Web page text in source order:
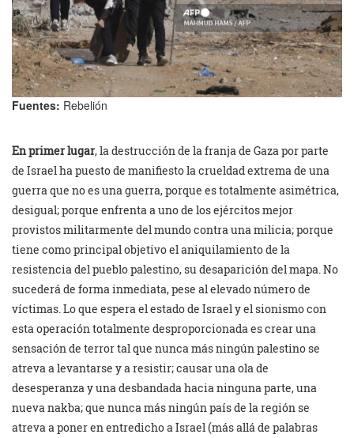
Fuentes: Rebelión
En primer lugar, la destrucción de la franja de Gaza por parte
de Israel ha puesto de manifiesto la crueldad extrema de una
guerra que no es una guerra, porque es totalmente asimétrica,
desigual; porque enfrenta a uno de los ejércitos mejor
provistos militarmente del mundo contra una milicia; porque
tiene como principal objetivo el aniquilamiento de la
resistencia del pueblo palestino, su desaparición del mapa. No
sucederá de forma inmediata, pese al elevado número de
víctimas. Lo que espera el estado de Israel y el sionismo con
esta operación totalmente desproporcionada es crear una
sensación de terror tal que nunca más ningún palestino se
atreva a levantarse y a resistir; causar una ola de
desesperanza y una desbandada hacia ninguna parte, una
nueva nakba; que nunca más ningún país de la región se
atreva a poner en entredicho a Israel (más allá de palabras